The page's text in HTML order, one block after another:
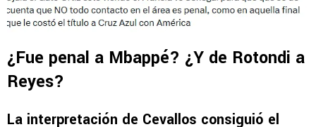
¿Fue penal a Mbappé? ¿Y de Rotondi a
Reyes?
La interpretación de Cevallos consiguió el